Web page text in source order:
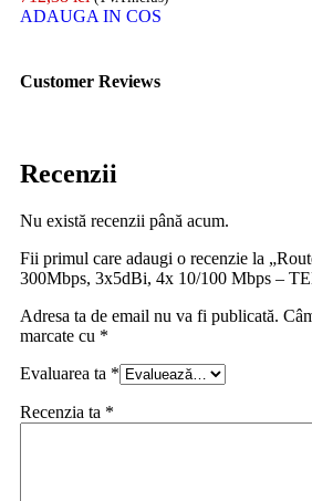
ADAUGA IN COS
Customer Reviews
Recenzii
Nu există recenzii până acum.
Fii primul care adaugi o recenzie la
300Mbps, 3x5dBi, 4x 10/100 Mbps –
Adresa ta de email nu va fi publicată.
marcate cu *
Evaluarea ta *
Recenzia ta *